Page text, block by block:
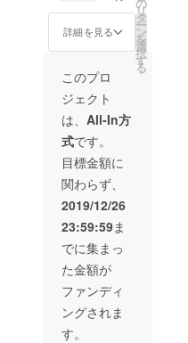
の 個別
相談を
の皆様
で受け
る
場合は
人数×金
額がい
ります
〜内
容〜 ・
育毛 ・
メ
ニュー
化 ・即
集客 育
毛全
体、最
初から
最後ま
での技
術を覚
えても
らい 次
講予定
の方の
みにな
ります
通常
¥19500
0を ク
ラウド
ファン
ディン
グ限定
価格
¥13000
0 (交
通費+宿
泊を伴
う場合
は宿泊
費は別
途必要)
1名
詳細を見る
リ
タ
ー
ン
を
選
択
す
る
このプロ
ジェクト
は、 All-In方
式です。
目標金額に
関わらず、
2019/12/26
23:59:59ま
でに集まっ
た金額が
ファンディ
ングされま
す。